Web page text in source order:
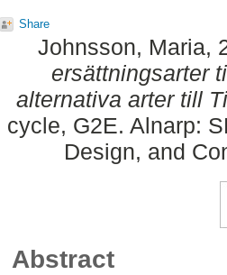
Share
Johnsson, Maria,
ersättningsarter
alternativa arter till
cycle, G2E. Alnarp:
Design, and
Abstract